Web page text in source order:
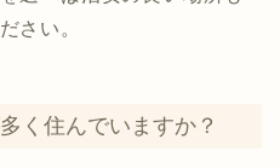
さい。
く住んでいますか？